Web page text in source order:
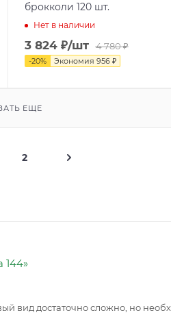
брокколи 120 шт.
Нет в наличии
3 824₽/шт 4 780₽
-20% Экономия 956₽
ЕЩЕ
2
144»
вид достаточно сложно, но